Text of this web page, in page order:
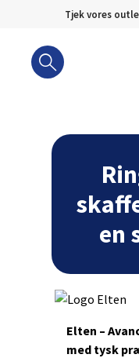
Tjek vores
indhold
en
Elten –
med tysk